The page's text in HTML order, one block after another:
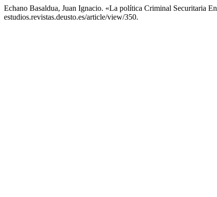
Echano Basaldua, Juan Ignacio. «La política Criminal Securitaria
estudios.revistas.deusto.es/article/view/350.